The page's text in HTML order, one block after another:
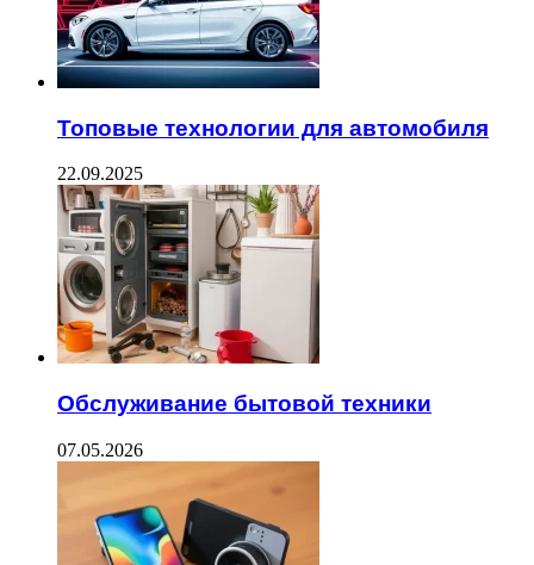
Топовые технологии для автомобиля
22.09.2025
Обслуживание бытовой техники
07.05.2026